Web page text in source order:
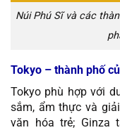
Núi Phú Sĩ và các
Tokyo – thành phố
Tokyo phù hợp với
sắm, ẩm thực và
văn hóa trẻ; Ginza